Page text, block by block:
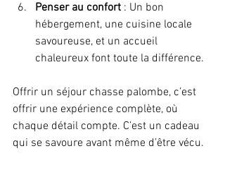
Penser au confort : Un bon
hébergement, une cuisine locale
savoureuse, et un accueil
chaleureux font toute la différence.
Offrir un séjour chasse palombe, c’est
offrir une expérience complète, où
chaque détail compte. C’est un cadeau
qui se savoure avant même d’être vécu.